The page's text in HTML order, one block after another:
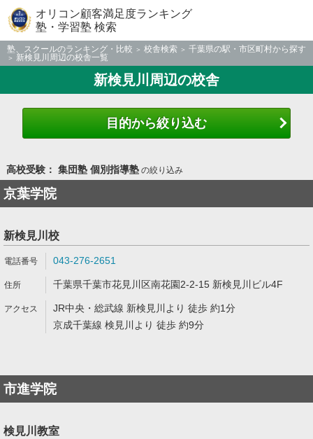
オリコン顧客満足度ランキング
塾・学習塾 検索
塾、スクールのランキング・比較 校舎検索
千葉県の駅・市区町村から探す
新検見川周辺の校舎一覧
新検見川周辺の校舎
目的から絞り込む
高校受験： 集団塾 個別指導塾の絞り込み
京葉学院
新検見川校
043-276-2651
千葉県千葉市花見川区南花園2-2-15 新検見川ビル4F
JR中央・総武線 新検見川より 徒歩 約1分
京成千葉線 検見川より 徒歩 約9分
市進学院
検見川教室